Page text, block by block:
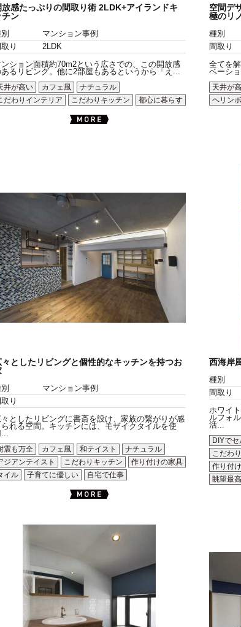
放感たっぷりの間取り術 2LDK+アイランドキ
チン
マンション事例
り
2LDK
ンション面積約70m2という広さでの、この開放感
るリビング。他に2部屋もあるというから「え...
井が高い
カフェ風
ナチュラル
だわりインテリア
こだわりキッチン 都心に暮らす
空間デ
極のリ
種別
間取り
全てを
ベーシ
天井が
ヘリン
々としたリビングと個性的なキッチンを持つお
マンション事例
り
々としたリビングに書斎を設け、家族の繋がりが感
られる空間。キッチンには、モザイクタイルを使
...
震も万全
カフェ風 和テイスト
ナチュラル
ジアンテイスト
こだわりキッチン
作り付けの家具
イル
子育てに優しい 自宅で仕事
西海岸
種別
間取り
ホワイ
ルフォ
活...
DIYで
こだわ
作り付
眺望最高